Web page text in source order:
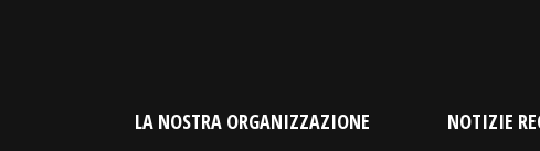
LA NOSTRA ORGANIZZAZIONE NOTIZIE